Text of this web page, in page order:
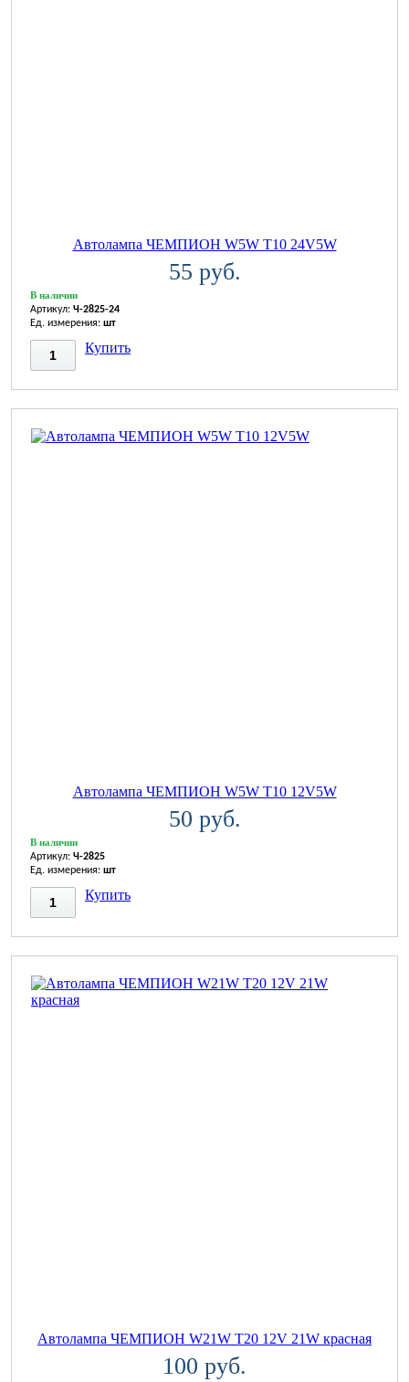
Автолампа ЧЕМПИОН W5W T10 24V5W
55 руб.
В наличии
Артикул: Ч-2825-24
Ед. измерения: шт
Купить
Автолампа ЧЕМПИОН W5W T10 12V5W
50 руб.
В наличии
Артикул: Ч-2825
Ед. измерения: шт
Купить
Автолампа ЧЕМПИОН W21W T20 12V 21W красная
100 руб.